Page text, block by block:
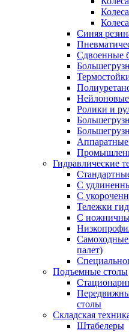
Синяя
Сдвоенные
Нейлоновые
Ролики и
Аппаратные
Гидравлические
С
С
Тележки
С
палет)
Подъемные столы
столы
Складская
Штабелеры